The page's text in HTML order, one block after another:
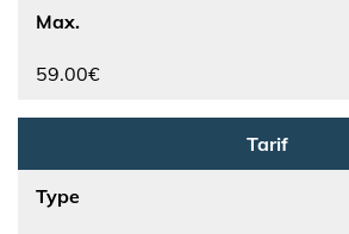
Max.
59.00€
Tarif
Type